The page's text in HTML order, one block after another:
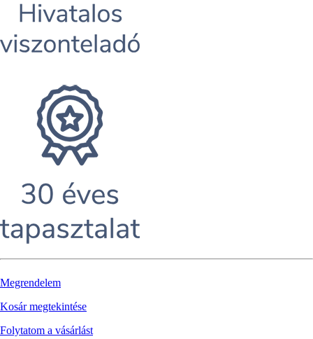
Megrendelem
Kosár megtekintése
Folytatom a vásárlást